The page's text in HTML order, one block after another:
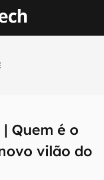
Quem é o
vilão do
em primeira